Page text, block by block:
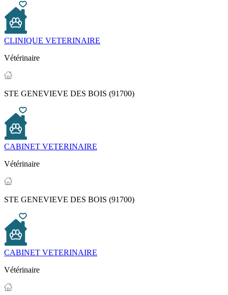
CLINIQUE VETERINAIRE
Vétérinaire
STE GENEVIEVE DES BOIS (91700)
CABINET VETERINAIRE
Vétérinaire
STE GENEVIEVE DES BOIS (91700)
CABINET VETERINAIRE
Vétérinaire